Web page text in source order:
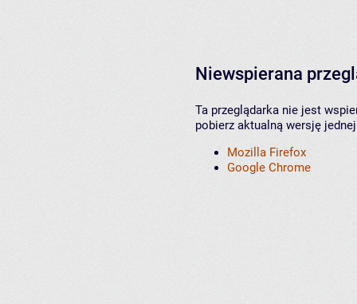
Niewspierana
Ta przeglądarka nie jest
pobierz aktualną wersję
Mozilla Firefox
Google Chrome